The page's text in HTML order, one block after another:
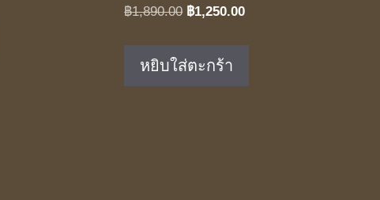
฿1,890.00 Original
฿1,890.00.
฿1,250.00Current
หยิบใส่ตะกร้า